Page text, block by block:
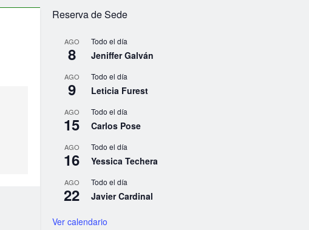
Reserva de Sede
AGO
8
Todo el día
Jeniffer Galván
AGO
9
Todo el día
Leticia Furest
AGO
15
Todo el día
Carlos Pose
AGO
16
Todo el día
Yessica Techera
AGO
22
Todo el día
Javier Cardinal
Ver calendario